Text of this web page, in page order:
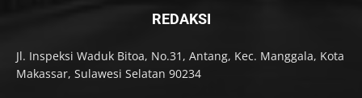
REDAKSI
Jl. Inspeksi Waduk Bitoa, No.31, Antang, Kec. Manggala, Kota
Makassar, Sulawesi Selatan 90234